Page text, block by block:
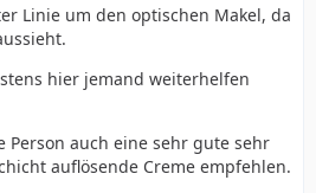
Linie um den optischen Makel, da
hier jemand weiterhelfen
Person auch eine sehr gute sehr
auflösende Creme empfehlen.